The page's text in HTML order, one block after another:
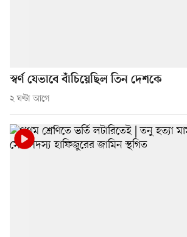
স্বর্ণ যেভাবে বাঁচিয়েছিল তিন দেশকে
২ ঘণ্টা আগে